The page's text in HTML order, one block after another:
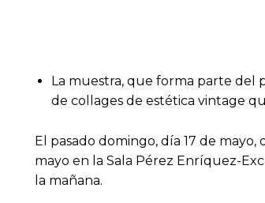
La muestra, que forma parte del
de collages de estética vintage
El pasado domingo, día 17 de
mayo en la Sala Pérez Enríquez-
la mañana.